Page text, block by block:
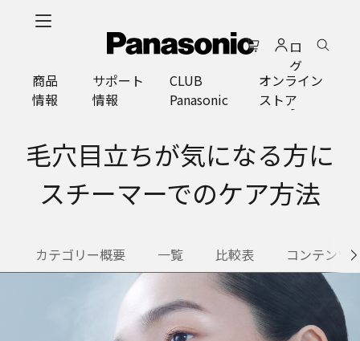
ロ
グ
イ
ン
商品
情報
サポート
情報
CLUB
Panasonic
オンライン
ストア
毛穴目立ちが気になる方に
スチーマーでのケア方法
カテゴリー概要 一覧 比較表 コンテンツ